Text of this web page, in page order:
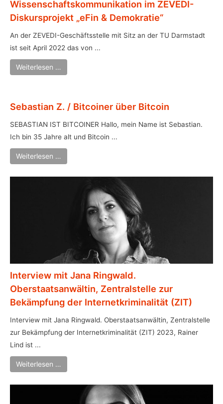
Wissenschaftskommunikation im ZEVEDI-
Diskursprojekt „eFin & Demokratie“
An der ZEVEDI-Geschäftsstelle mit Sitz an der TU Darmstadt
ist seit April 2022 das von ...
Weiterlesen …
Sebastian Z. / Bitcoiner über Bitcoin
SEBASTIAN IST BITCOINER Hallo, mein Name ist Sebastian.
Ich bin 35 Jahre alt und Bitcoin ...
Weiterlesen …
Interview mit Jana Ringwald.
Oberstaatsanwältin, Zentralstelle zur
Bekämpfung der Internetkriminalität (ZIT)
Interview mit Jana Ringwald. Oberstaatsanwältin, Zentralstelle
zur Bekämpfung der Internetkriminalität (ZIT) 2023, Rainer
Lind ist ...
Weiterlesen …